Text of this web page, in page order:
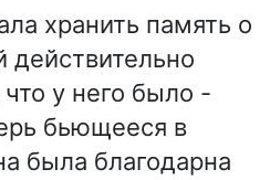
хранить память о
действительно
у него было -
бьющееся в
была благодарна